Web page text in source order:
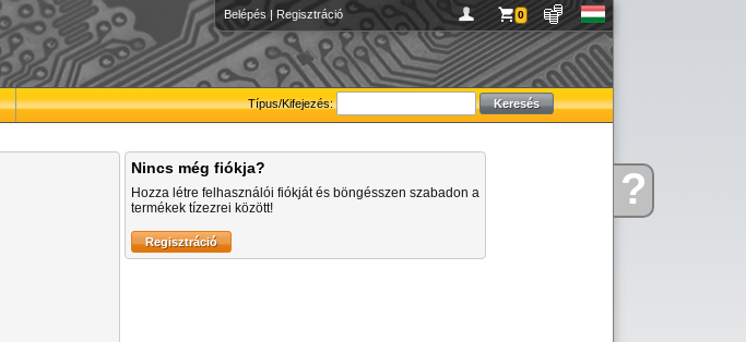
Kérdése?
Belépés | Regisztráció 0
Típus/Kifejezés:
Nincs még fiókja?
Hozza létre felhasználói fiókját és böngésszen szabadon a
termékek tízezrei között!